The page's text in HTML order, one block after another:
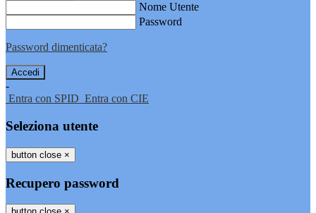
Nome Utente
Password
Password dimenticata?
-
Entra con SPID Entra con CIE
Seleziona utente
button close ×
Recupero password